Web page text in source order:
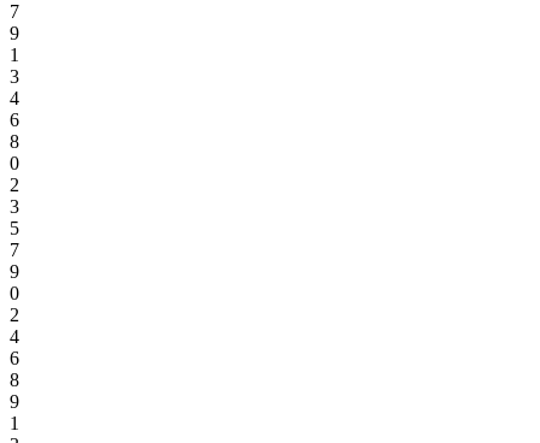
7
9
1
3
4
6
8
0
2
3
5
7
9
0
2
4
6
8
9
1